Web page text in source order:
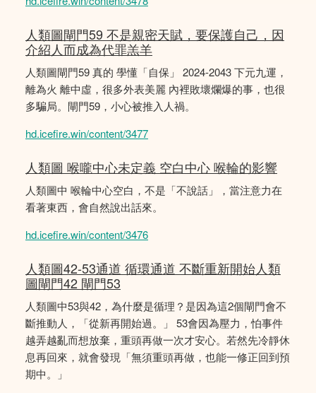
人類圖閘門59 不是親密天賦，要保護自己，因
介紹人而成為代罪羔羊
人類圖閘門59 真的 學懂「自保」 2024-2043 下元九運，
離為火 離中虛，很多外表美麗 內裡敗壞爛爆的事，也很
多騙局。閘門59，小心被推入人禍。
hd.icefire.win/content/3477
人類圖 喉嚨中心未定義 空白中心 喉輪的影響
人類圖中 喉輪中心空白，不是「不說話」，當注意力在
看著東西，會自然說出話來。
hd.icefire.win/content/3476
人類圖42-53通道 循環通道 不斷重新開始人類
圖閘門42 閘門53
人類圖中53與42，為什麼是循理？是因為這2個閘門會不
斷推動人，「從新再開始過。」 53會因為壓力，怕事件
越弄越亂而想放棄，重頭再做一次才安心。若然先冷靜休
息再回來，就會發現「無須重頭再做，也能一修正回到預
期中。」